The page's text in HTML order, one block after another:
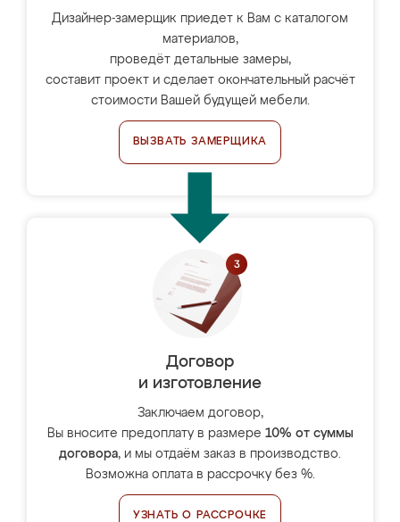
Дизайнер-замерщик приедет к Вам с каталогом
материалов,
проведёт детальные замеры,
составит проект и сделает окончательный расчёт
стоимости Вашей будущей мебели.
ВЫЗВАТЬ ЗАМЕРЩИКА
Договор
и изготовление
Заключаем договор,
Вы вносите предоплату в размере 10% от суммы
договора, и мы отдаём заказ в производство.
Возможна оплата в рассрочку без %.
УЗНАТЬ О РАССРОЧКЕ